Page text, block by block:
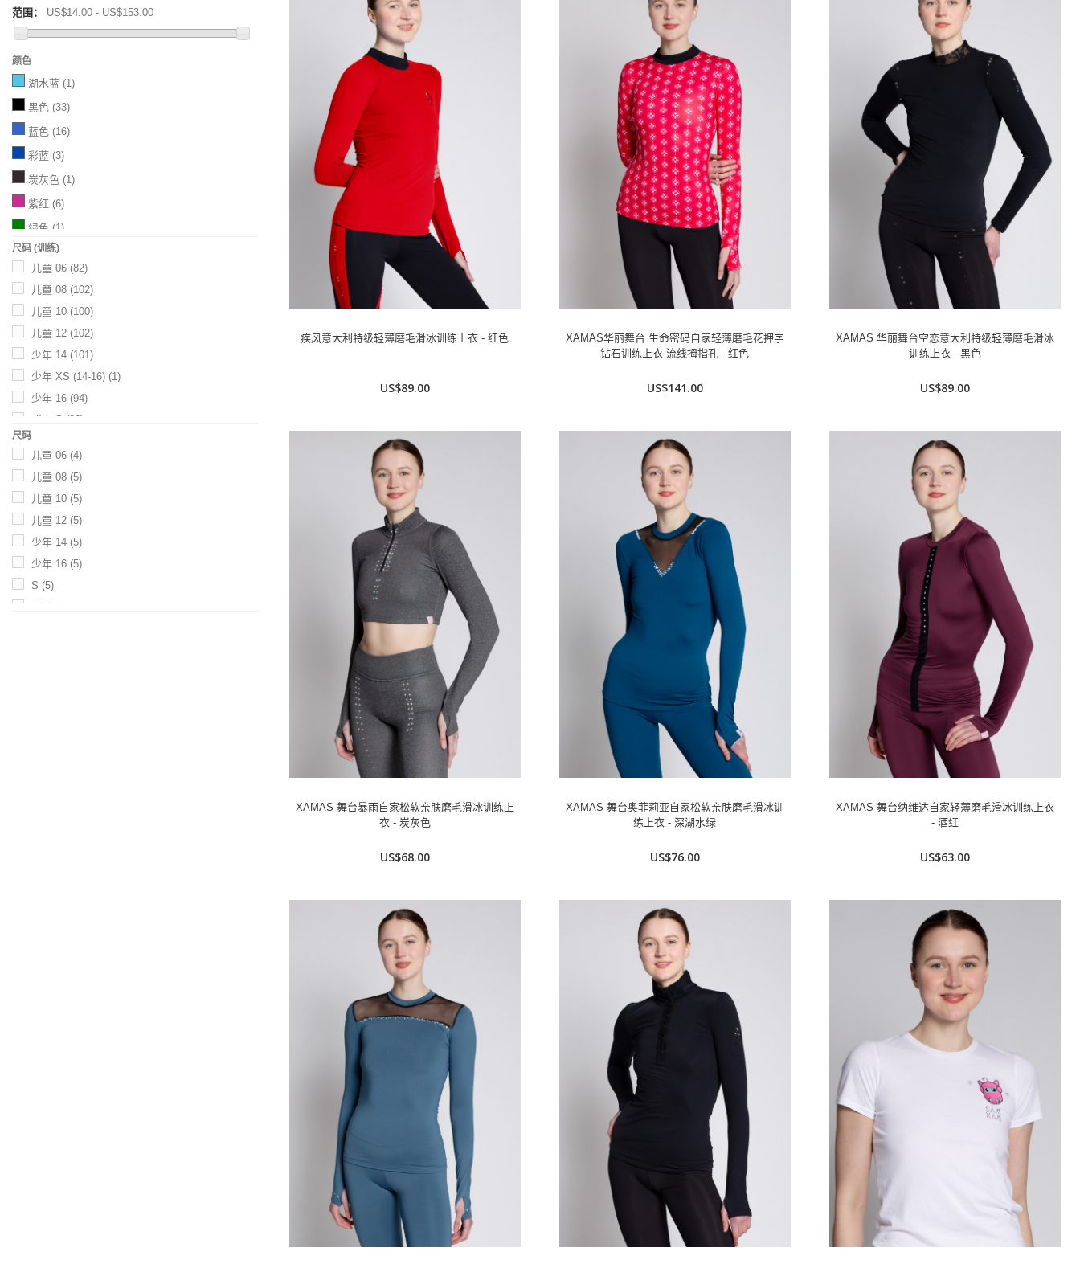
范围： US$14.00 - US$153.00
颜色
湖水蓝 (1)
黑色 (33)
蓝色 (16)
彩蓝 (3)
炭灰色 (1)
紫红 (6)
绿色 (1)
深绿(1)
海军蓝
(2)
橙色(1)
粉红色(1)
豆沙粉(1)
浅紫
灰紫红(1)
红色(3)
酒红(4)
枣红色(1)
橙粉(1)
尺码 (训练)
儿童 06 (82)
儿童 08 (102)
儿童 10 (100)
儿童 12 (102)
少年 14 (101)
少年 XS (14-16) (1)
少年 16 (94)
成人 S (96)
成人 L
(98)
成人 XL
(35)
尺码
儿童 06 (4)
儿童 08 (5)
儿童 10 (5)
儿童 12 (5)
少年 14 (5)
少年 16 (5)
S (5)
M (5)
疾风意大利特级轻薄磨毛滑冰训练上衣 - 红色
US$89.00
XAMAS华丽舞台 生命密码自家轻薄磨毛花押字
钻石训练上衣-流线拇指孔 - 红色
US$141.00
XAMAS 华丽舞台空恋意大利特级轻薄磨毛滑冰
训练上衣 - 黑色
US$89.00
XAMAS 舞台暴雨自家松软亲肤磨毛滑冰训练上
衣 - 炭灰色
US$68.00
XAMAS 舞台奥菲莉亚自家松软亲肤磨毛滑冰训
练上衣 - 深湖水绿
US$76.00
XAMAS 舞台纳维达自家轻薄磨毛滑冰训练上衣
- 酒红
US$63.00